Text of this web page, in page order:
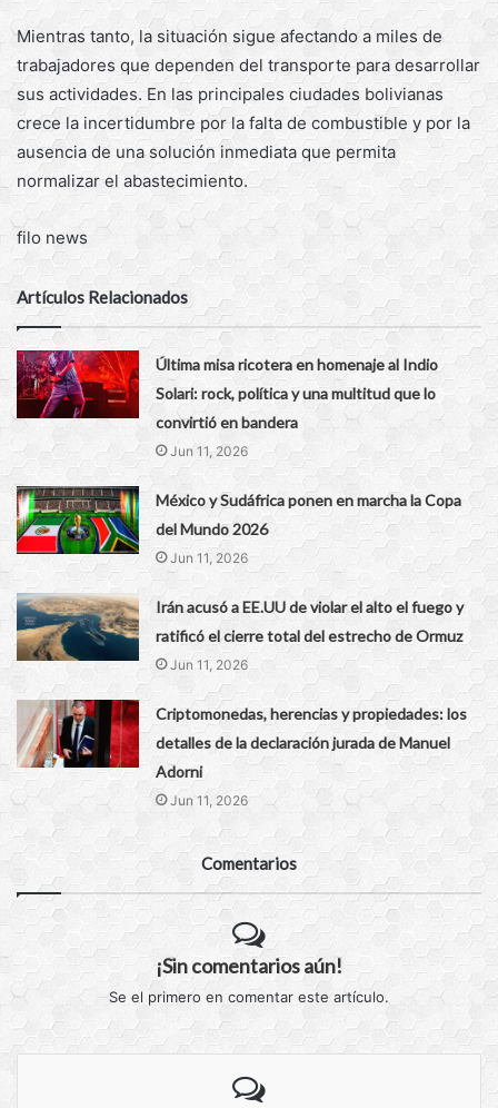
Mientras tanto, la situación sigue afectando a miles de
trabajadores que dependen del transporte para desarrollar
sus actividades. En las principales ciudades bolivianas
crece la incertidumbre por la falta de combustible y por la
ausencia de una solución inmediata que permita
normalizar el abastecimiento.
filo news
Artículos Relacionados
Última misa ricotera en homenaje al Indio
Solari: rock, política y una multitud que lo
convirtió en bandera
Jun 11, 2026
México y Sudáfrica ponen en marcha la Copa
del Mundo 2026
Jun 11, 2026
Irán acusó a EE.UU de violar el alto el fuego y
ratificó el cierre total del estrecho de Ormuz
Jun 11, 2026
Criptomonedas, herencias y propiedades: los
detalles de la declaración jurada de Manuel
Adorni
Jun 11, 2026
Comentarios
¡Sin comentarios aún!
Se el primero en comentar este artículo.